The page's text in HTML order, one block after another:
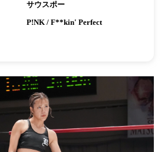
サウスポー
P!NK / F**kin' Perfect